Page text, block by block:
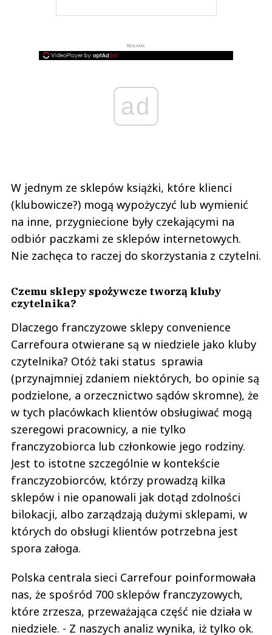
REKLAMA
ad
W jednym ze sklepów książki, które klienci
(klubowicze?) mogą wypożyczyć lub wymienić
na inne, przygniecione były czekającymi na
odbiór paczkami ze sklepów internetowych.
Nie zachęca to raczej do skorzystania z czytelni.
Czemu sklepy spożywcze tworzą kluby
czytelnika?
Dlaczego franczyzowe sklepy convenience
Carrefoura otwierane są w niedziele jako kluby
czytelnika? Otóż taki status sprawia
(przynajmniej zdaniem niektórych, bo opinie są
podzielone, a orzecznictwo sądów skromne), że
w tych placówkach klientów obsługiwać mogą
szeregowi pracownicy, a nie tylko
franczyzobiorca lub członkowie jego rodziny.
Jest to istotne szczególnie w kontekście
franczyzobiorców, którzy prowadzą kilka
sklepów i nie opanowali jak dotąd zdolności
bilokacji, albo zarządzają dużymi sklepami, w
których do obsługi klientów potrzebna jest
spora załoga.
Polska centrala sieci Carrefour poinformowała
nas, że spośród 700 sklepów franczyzowych,
które zrzesza, przeważająca część nie działa w
niedziele. - Z naszych analiz wynika, iż tylko ok.